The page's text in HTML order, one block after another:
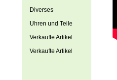
Diverses
Uhren und Teile
Verkaufte Artikel
Verkaufte Artikel